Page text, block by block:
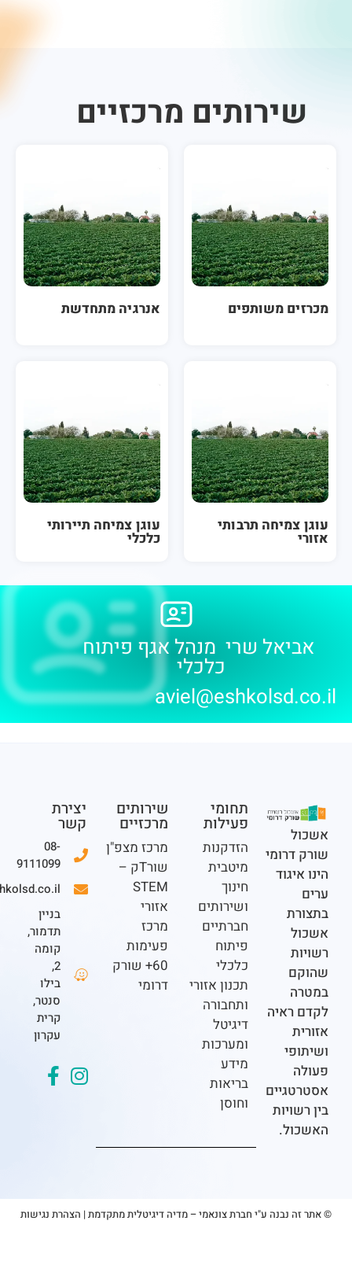
מרכזיים
משותפים אנרגיה מתחדשת
תרבותי עוגן צמיחה תיירותי
שרי מנהל אגף פיתוח
תחומי
פעילות
הזדקנות
מיטבית
ושירותים
חברתיים
פיתוח
כלכלי
תכנון אזורי
ותחבורה
דיגיטל
ומערכות
מידע
בריאות
וחוסן
שירותים
מרכזיים
מרכז מצפ"ן
אזורי
מרכז
פעימות
60+ שורק
דרומי
יצירת
קשר
08-
9111099
office@eshkolsd.co.il
2,
נבנה ע"י חברת צונאמי – מדיה דיגיטלית מתקדמת|הצהרת נגישות